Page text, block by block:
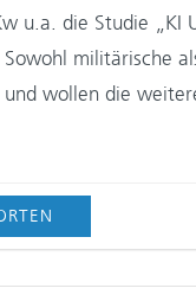
u.a. die Studie „KI
militärische
wollen die